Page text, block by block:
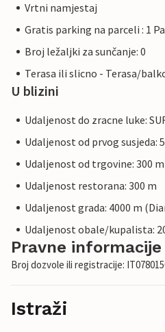
Vrtni namjestaj
Gratis parking na parceli : 1
Broj ležaljki za sunčanje: 0
Terasa ili slicno - Terasa/
U blizini
Udaljenost do zracne luke:
Udaljenost od prvog susjeda:
Udaljenost od trgovine: 300 m
Udaljenost restorana: 300 m
Udaljenost grada: 4000 m
Udaljenost obale/kupalista:
Pravne informacije
Broj dozvole ili registracije:
Istraži